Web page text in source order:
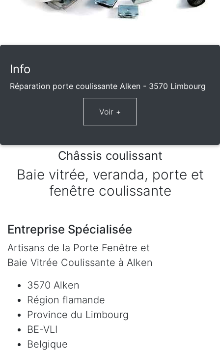
Info
Réparation porte coulissante Alken - 3570 Limbourg
Châssis coulissant
Baie vitrée, veranda, porte et
fenêtre coulissante
Entreprise Spécialisée
Artisans de la Porte Fenêtre et
Baie Vitrée Coulissante à Alken
3570 Alken
Région flamande
Province du Limbourg
BE-VLI
Belgique